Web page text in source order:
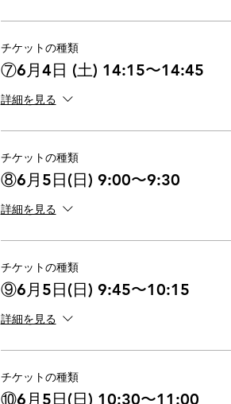
チケットの種類
⑦6月4日 (土) 14:15〜14:45
詳細を見る
チケットの種類
⑧6月5日(日) 9:00〜9:30
詳細を見る
チケットの種類
⑨6月5日(日) 9:45〜10:15
詳細を見る
チケットの種類
⑩6月5日(日) 10:30〜11:00